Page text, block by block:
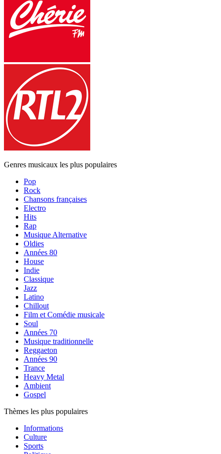
Genres musicaux les plus populaires
Pop
Rock
Chansons françaises
Electro
Hits
Rap
Musique Alternative
Oldies
Années 80
House
Indie
Classique
Jazz
Latino
Chillout
Film et Comédie musicale
Soul
Années 70
Musique traditionnelle
Reggaeton
Années 90
Trance
Heavy Metal
Ambient
Gospel
Thèmes les plus populaires
Informations
Culture
Sports